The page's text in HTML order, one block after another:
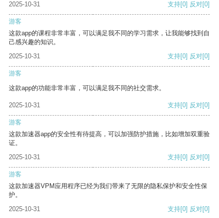
2025-10-31
支持[0] 反对[0]
游客
这款app的课程非常丰富，可以满足我不同的学习需求，让我能够找到自
己感兴趣的知识。
2025-10-31
支持[0] 反对[0]
游客
这款app的功能非常丰富，可以满足我不同的社交需求。
2025-10-31 支持[0] 反对[0]
游客
这款加速器app的安全性有待提高，可以加强防护措施，比如增加双重验
证。
2025-10-31
支持[0] 反对[0]
游客
这款加速器VPM应用程序已经为我们带来了无限的隐私保护和安全性保
护。
2025-10-31
支持[0] 反对[0]